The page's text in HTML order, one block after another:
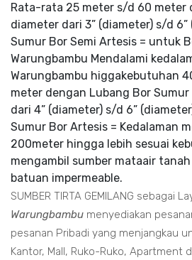
Rata-rata 25 meter s/d 60 meter
diameter dari 3” (diameter) s/d 6”
Sumur Bor Semi Artesis = untuk
Warungbambu Mendalami
Warungbambu higgakebutuhan
meter dengan Lubang Bor
dari 4” (diameter) s/d 6”
Sumur Bor Artesis = Kedalaman
200meter hingga lebih sesuai
mengambil sumber mataair
batuan impermeable.
SUMBER TIRTA GEMILANG sebagai
Warungbambu menyediakan
pesanan Pribadi yang menjangkau
Kantor, Mall, Ruko-Ruko, Apartment